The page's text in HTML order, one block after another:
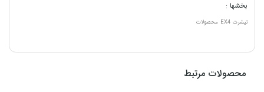
بخشها :
تیشرت EX4 محصولات
محصولات مرتبط